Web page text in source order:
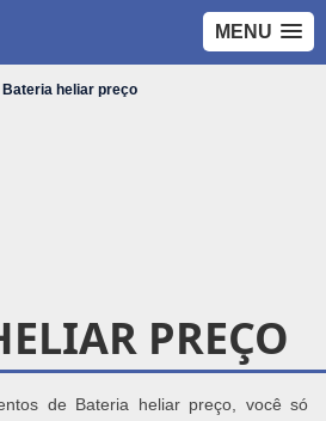
MENU
Bateria heliar preço
PREÇO
de Bateria heliar preço, você só